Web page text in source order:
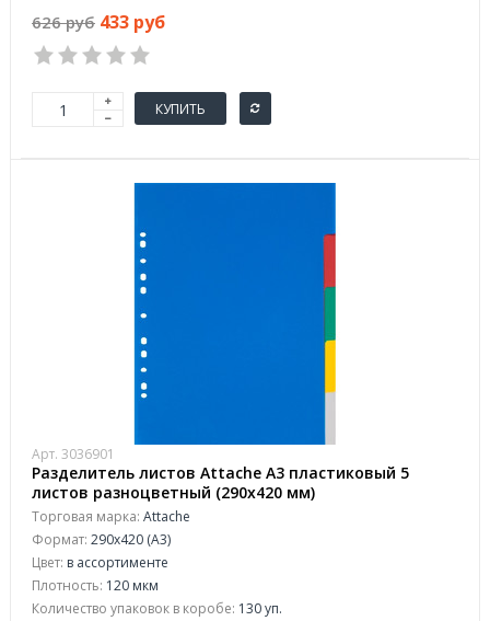
626 руб 433 руб
КУПИТЬ
Арт. 3036901
Разделитель листов Attache А3 пластиковый 5
листов разноцветный (290х420 мм)
Торговая марка: Attache
Формат: 290x420 (А3)
Цвет: в ассортименте
Плотность: 120 мкм
Количество упаковок в коробе: 130 уп.